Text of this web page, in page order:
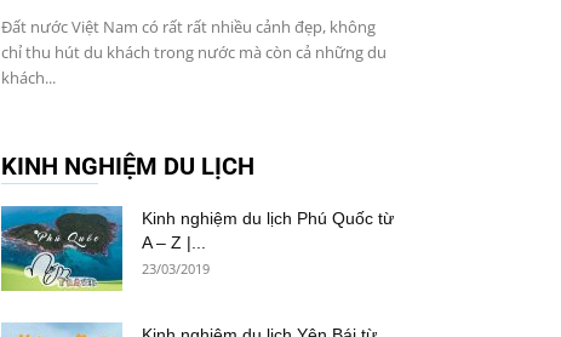
Đất nước Việt Nam có rất rất nhiều cảnh đẹp, không
chỉ thu hút du khách trong nước mà còn cả những du
khách...
KINH NGHIỆM DU LỊCH
Kinh nghiệm du lịch Phú Quốc từ
A – Z |...
23/03/2019